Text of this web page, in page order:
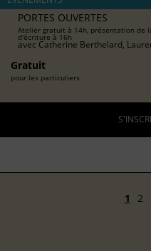
PORTES OUVERTES
Atelier gratuit à 14h, présentation de
d'écriture à 16h
avec Catherine Berthelard,
Gratuit
pour les particuliers
1 2